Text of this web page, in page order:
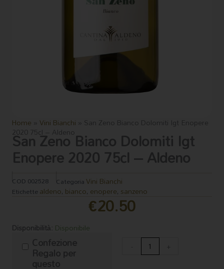
Home » Vini Bianchi » San Zeno Bianco Dolomiti Igt Enopere
2020 75cl – Aldeno
San Zeno Bianco Dolomiti Igt
Enopere 2020 75cl – Aldeno
COD 002528 Categoria Vini Bianchi
Etichettealdeno, bianco, enopere, sanzeno
€20.50
Disponibilità: Disponibile
Zeno
Dolomiti
+